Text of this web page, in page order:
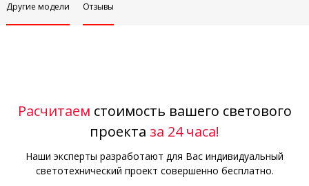
Другие модели Отзывы
Расчитаем стоимость вашего светового
проекта за 24 часа!
Наши эксперты разработают для Вас индивидуальный
светотехнический проект совершенно бесплатно.